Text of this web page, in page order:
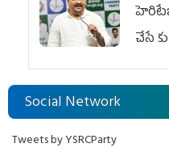
చేసే
Social Network
Tweets by YSRCParty